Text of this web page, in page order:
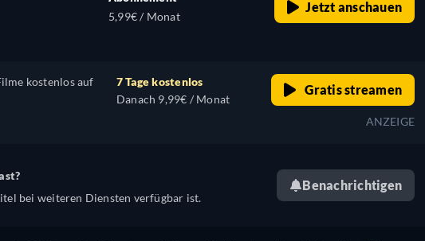
5,99€ / Monat
Jetzt anschauen
kostenlos auf
7 Tage kostenlos
Danach 9,99€ / Monat
Gratis streamen
ANZEIGE
bei weiteren Diensten verfügbar ist.
Benachrichtigen